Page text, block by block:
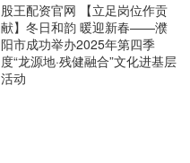
股王配资官网 【立足岗位作贡
献】冬日和韵 暖迎新春——濮
阳市成功举办2025年第四季
度“龙源地·残健融合”文化进基层
活动